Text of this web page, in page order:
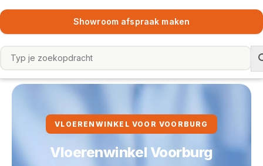
Showroom afspraak maken
VLOERENWINKEL VOOR VOORBURG
Vloerenwinkel Voorburg